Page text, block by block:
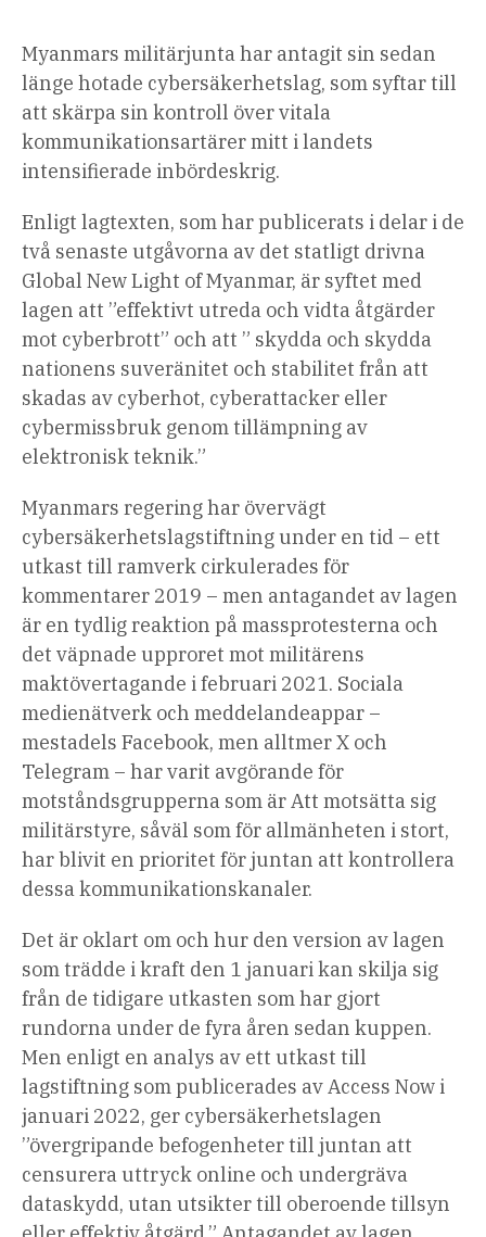
Myanmars militärjunta har antagit sin sedan
länge hotade cybersäkerhetslag, som syftar till
att skärpa sin kontroll över vitala
kommunikationsartärer mitt i landets
intensifierade inbördeskrig.
Enligt lagtexten, som har publicerats i delar i de
två senaste utgåvorna av det statligt drivna
Global New Light of Myanmar, är syftet med
lagen att ”effektivt utreda och vidta åtgärder
mot cyberbrott” och att ” skydda och skydda
nationens suveränitet och stabilitet från att
skadas av cyberhot, cyberattacker eller
cybermissbruk genom tillämpning av
elektronisk teknik.”
Myanmars regering har övervägt
cybersäkerhetslagstiftning under en tid – ett
utkast till ramverk cirkulerades för
kommentarer 2019 – men antagandet av lagen
är en tydlig reaktion på massprotesterna och
det väpnade upproret mot militärens
maktövertagande i februari 2021. Sociala
medienätverk och meddelandeappar –
mestadels Facebook, men alltmer X och
Telegram – har varit avgörande för
motståndsgrupperna som är Att motsätta sig
militärstyre, såväl som för allmänheten i stort,
har blivit en prioritet för juntan att kontrollera
dessa kommunikationskanaler.
Det är oklart om och hur den version av lagen
som trädde i kraft den 1 januari kan skilja sig
från de tidigare utkasten som har gjort
rundorna under de fyra åren sedan kuppen.
Men enligt en analys av ett utkast till
lagstiftning som publicerades av Access Now i
januari 2022, ger cybersäkerhetslagen
”övergripande befogenheter till juntan att
censurera uttryck online och undergräva
dataskydd, utan utsikter till oberoende tillsyn